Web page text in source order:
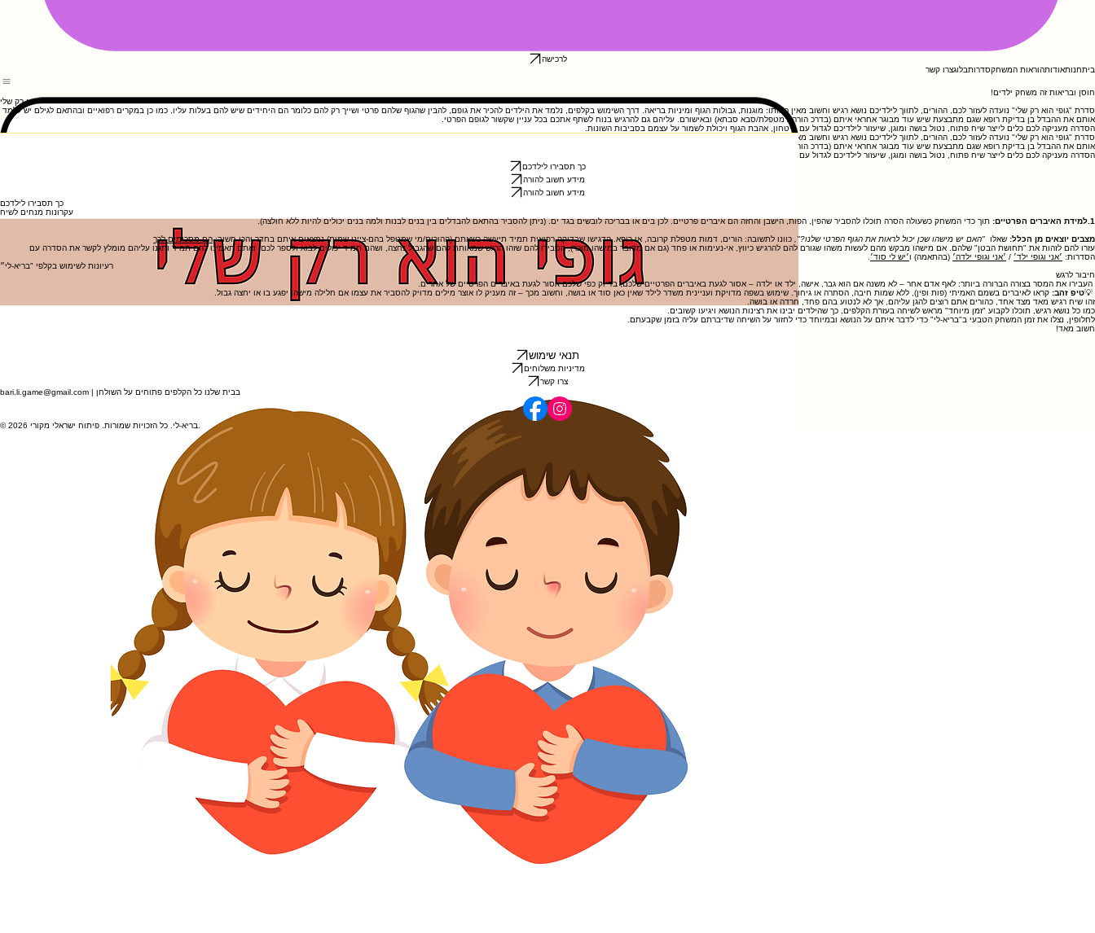
לרכישה
ביתחנותאודותהוראות המשחקסדרותבלוגצרו קשר
חוסן ובריאות זה משחק ילדים!
גופי הוא רק שלי
סדרת "גופי הוא רק שלי" נועדה לעזור לכם, ההורים, לתווך לילדיכם נושא רגיש וחשוב מאין כמותו: מוגנות, גבולות הגוף ומיניות בריאה. דרך השימוש בקלפים, נלמד את הילדים להכיר את גופם, להבין שהגוף שלהם פרטי ושייך רק להם כלומר הם היחידים שיש להם בעלות עליו, כמו כן במקרים רפואיים ובהתאם לגילם יש ללמד
אותם את ההבדל בן בדיקת רופא שגם מתבצעת שיש עוד מבוגר אחראי איתם (בדרכ הורה / מטפלת/סבא סבתא) ובאישורם. עליהם גם להרגיש בנוח לשתף אתכם בכל עניין שקשור לגופם הפרטי.
הסדרה מעניקה לכם כלים לייצר שיח פתוח, נטול בושה ומוגן, שיעזור לילדיכם לגדול עם ביטחון, אהבת הגוף ויכולת לשמור על עצמם בסביבות השונות.
סדרת "גופי הוא רק שלי" נועדה לעזור לכם, ההורים, לתווך לילדיכם נושא רגיש וחשוב מאין כמותו: מוגנות, גבולות הגוף ומיניות בריאה. דרך השימוש בקלפים, נלמד את הילדים להכיר את גופם, להבין שהגוף שלהם פרטי ושייך רק להם כלומר הם היחידים שיש להם בעלות עליו, כמו כן במקרים רפואיים ובהתאם לגילם יש ללמד
אותם את ההבדל בן בדיקת רופא שגם מתבצעת שיש עוד מבוגר אחראי איתם (בדרכ הורה / מטפלת/סבא סבתא) ובאישורם. עליהם גם להרגיש בנוח לשתף אתכם בכל עניין שקשור לגופם הפרטי.
הסדרה מעניקה לכם כלים לייצר שיח פתוח, נטול בושה ומוגן, שיעזור לילדיכם לגדול עם ביטחון, אהבת הגוף ויכולת לשמור על עצמם בסביבות השונות.
כך תסבירו לילדכם
מידע חשוב להורה
מידע חשוב להורה
כך תסבירו לילדכם
עקרונות מנחים לשיח
1.למידת האיברים הפרטיים:
תוך כדי המשחק כשעולה הסרה תוכלו להסביר שהפין, הפות, הישבן והחזה הם איברים פרטיים. לכן בים או בבריכה לובשים בגד ים. (ניתן להסביר בהתאם להבדלים בין בנים לבנות ולמה בנים יכולים להיות ללא חולצה).
מצבים יוצאים מן הכלל: שאלו "האם יש מישהו שכן יכול לראות את הגוף הפרטי שלנו?", כוונו לתשובה: הורים, דמות מטפלת קרובה, או רופא. הדגישו שבדיקה רפואית תמיד תיעשה כשאתם (ההורים/מי שמטפל בהם-ציינו שמות) נמצאים איתם בחדר והכי חשוב:הם מסכימים לכך
עזרו להם לזהות את "תחושת הבטן" שלהם. אם מישהו מבקש מהם לעשות משהו שגורם להם להרגיש כיווץ, אי-נעימות או פחד (גם אם מדובר במישהו מוכר), הסבירו להם שזהו הרגש שמאותת להם שהגבול נחצה, ושהם תמיד יכולים לבוא ולספר לכם, ואתם תאמינו להם תמיד ותגנו עליהם מומלץ לקשר את הסדרה עם
הסדרות: ׳אני וגופי ילד׳ / ׳אני וגופי ילדה׳ (בהתאמה) ו׳יש לי סוד׳.
חיבור לרגש
העבירו את המסר בצורה הברורה ביותר: לאף אדם אחר – לא משנה אם הוא גבר, אישה, ילד או ילדה – אסור לגעת באיברים הפרטיים שלכם, בדיוק כפי שלכם אסור לגעת באיברים הפרטיים של אחרים.
💡טיפ זהב: קראו לאיברים בשמם האמיתי (פות ופין), ללא שמות חיבה, הסתרה או גיחוך. שימוש בשפה מדויקת ועניינית משדר לילד שאין כאן סוד או בושה, וחשוב מכך – זה מעניק לו אוצר מילים מדויק להסביר את עצמו אם חלילה מישהו יפגע בו או יחצה גבול.
זהו שיח רגיש מאד מצד אחד, כהורים אתם רוצים להגן עליהם, אך לא לנטוע בהם פחד, חרדה או בושה.
כמו כל נושא רגיש, תוכלו לקבוע "זמן מיוחד" מראש לשיחה בעזרת הקלפים, כך שהילדים יבינו את רצינות הנושא ויגיעו קשובים.
לחלופין, נצלו את זמן המשחק הטבעי ב"בריא-לי" כדי לדבר איתם על הנושא ובמיוחד כדי לחזור על השיחה שדיברתם עליה בזמן שקבעתם.
חשוב מאד!
תנאי שימוש
מדיניות משלוחים
צרו קשר
bari.li.game@gmail.com | בבית שלנו כל הקלפים פתוחים על השולחן
© 2026 בריא-לי. כל הזכויות שמורות. פיתוח ישראלי מקורי.